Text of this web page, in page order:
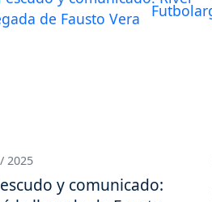
2025
y comunicado: